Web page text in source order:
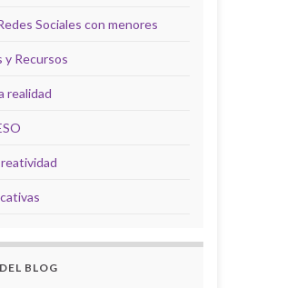
Sociales con menores
Recursos
realidad
BLOG